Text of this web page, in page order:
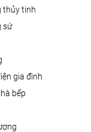
thủy tinh
sứ
gia đình
bếp